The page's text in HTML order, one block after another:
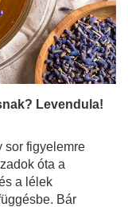
Levendula!
sor figyelemre
óta a
a lélek
Bár